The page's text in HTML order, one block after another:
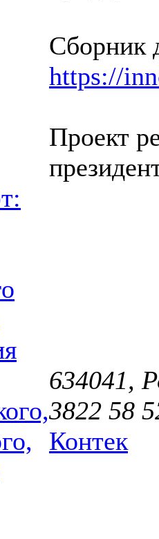
Сборник
https://
Проект
634041,
3822 58
Контек